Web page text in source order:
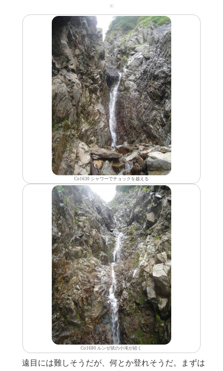
Co1630 シャワーでチョックを越える
Co1680 ルンゼ状の小滝が続く
遠目には難しそうだが、何とか登れそうだ。まずは